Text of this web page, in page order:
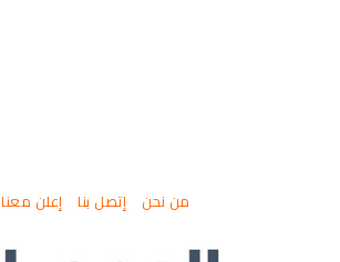
من نحن إتصل بنا إعلن معنا